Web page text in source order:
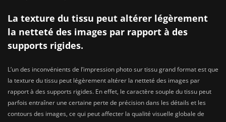
La texture du tissu peut altérer légèrement
la netteté des images par rapport à des
supports rigides.
L’un des inconvénients de l’impression photo sur tissu grand format est que
la texture du tissu peut légèrement altérer la netteté des images par
rapport à des supports rigides. En effet, le caractère souple du tissu peut
parfois entraîner une certaine perte de précision dans les détails et les
contours des images, ce qui peut affecter la qualité visuelle globale de